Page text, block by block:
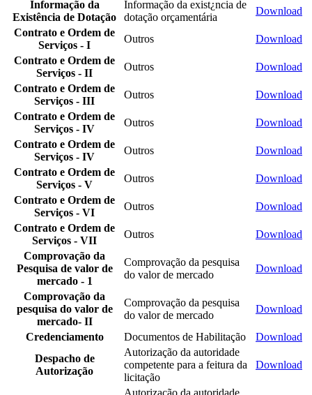
Informação da
Existência de Dotação
Informação da exist¿ncia de
dotação orçamentária
Download
Contrato e Ordem de
Serviços - I
Outros
Download
Contrato e Ordem de
Serviços - II
Outros
Download
Contrato e Ordem de
Serviços - III
Outros
Download
Contrato e Ordem de
Serviços - IV
Outros
Download
Contrato e Ordem de
Serviços - IV
Outros
Download
Contrato e Ordem de
Serviços - V
Outros
Download
Contrato e Ordem de
Serviços - VI
Outros
Download
Contrato e Ordem de
Serviços - VII
Outros
Download
Comprovação da
Pesquisa de valor de
mercado - 1
Comprovação da pesquisa
do valor de mercado
Download
Comprovação da
pesquisa do valor de
mercado- II
Comprovação da pesquisa
do valor de mercado
Download
Credenciamento Documentos de Habilitação
Download
Despacho de
Autorização
Autorização da autoridade
competente para a feitura da
licitação
Download
Autorização da autoridade